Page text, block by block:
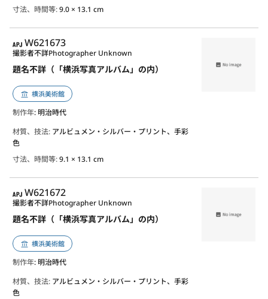
寸法、時間等:9.0 × 13.1 cm
APJ
W621673
題名不詳（「横浜写真アルバム」の内）
撮影者不詳Photographer Unknown
横浜美術館
制作年: 明治時代
材質、技法: アルビュメン・シルバー・プリント、手彩
色
寸法、時間等:9.1 × 13.1 cm
APJ
W621672
題名不詳（「横浜写真アルバム」の内）
撮影者不詳Photographer Unknown
横浜美術館
制作年: 明治時代
材質、技法: アルビュメン・シルバー・プリント、手彩
色